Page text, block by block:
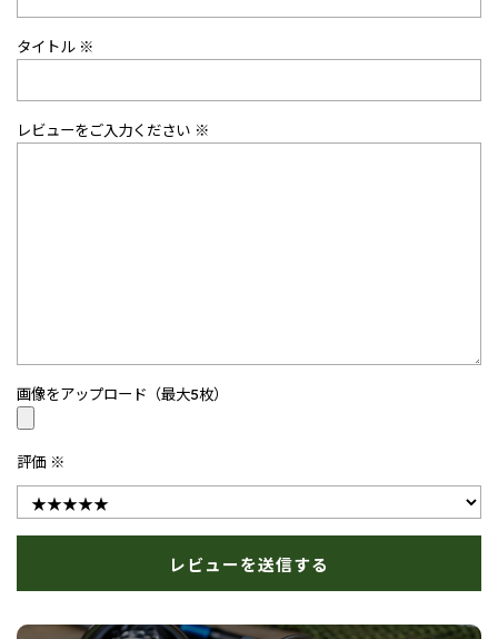
タイトル ※
レビューをご入力ください ※
画像をアップロード（最大5枚）
評価 ※